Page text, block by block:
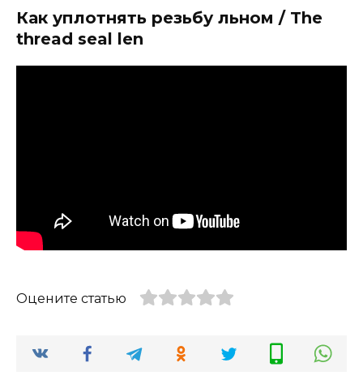
Как уплотнять резьбу льном / The
thread seal len
Оцените статью